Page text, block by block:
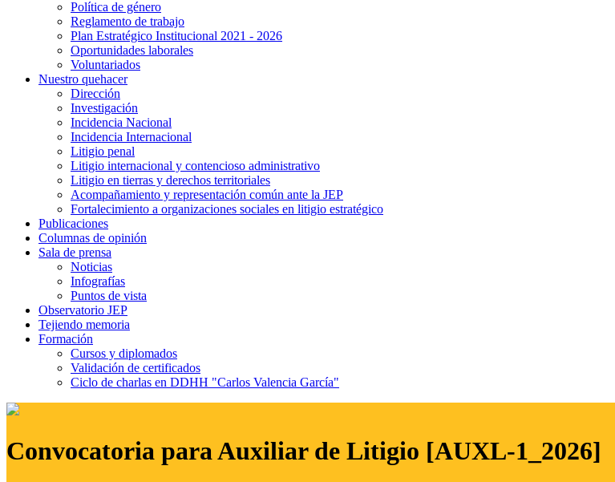
Política de género
Reglamento de trabajo
Plan Estratégico Institucional 2021 - 2026
Oportunidades laborales
Voluntariados
Nuestro quehacer
Dirección
Investigación
Incidencia Nacional
Incidencia Internacional
Litigio penal
Litigio internacional y contencioso administrativo
Litigio en tierras y derechos territoriales
Acompañamiento y representación común ante la JEP
Fortalecimiento a organizaciones sociales en litigio estratégico
Publicaciones
Columnas de opinión
Sala de prensa
Noticias
Infografías
Puntos de vista
Observatorio JEP
Tejiendo memoria
Formación
Cursos y diplomados
Validación de certificados
Ciclo de charlas en DDHH "Carlos Valencia García"
Convocatoria para Auxiliar de Litigio [AUXL-1_2026]